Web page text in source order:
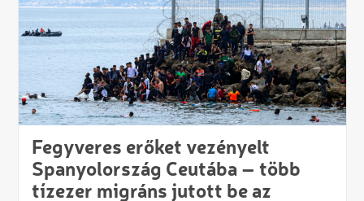
Fegyveres erőket vezényelt
Spanyolország Ceutába – több
tízezer migráns jutott be az